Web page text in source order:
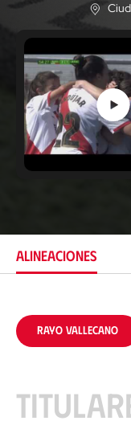
ALINEACIONES
Rayo Vallecano